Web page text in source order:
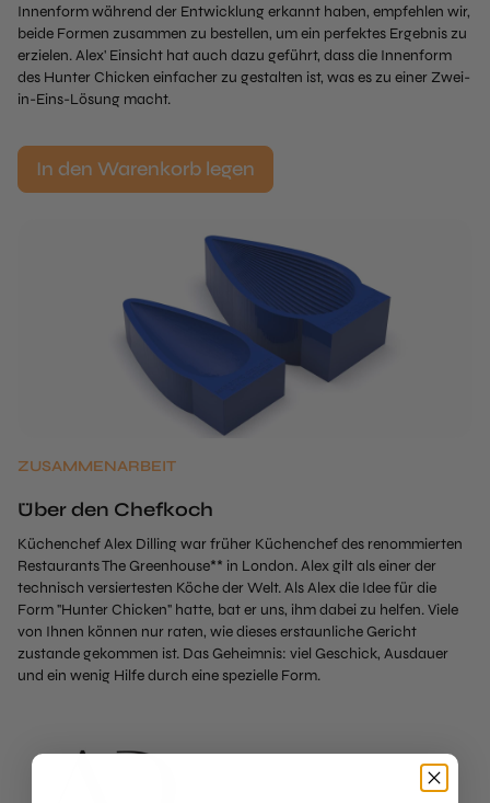
Innenform während der Entwicklung erkannt haben, empfehlen wir,
beide Formen zusammen zu bestellen, um ein perfektes Ergebnis zu
erzielen. Alex' Einsicht hat auch dazu geführt, dass die Innenform
des Hunter Chicken einfacher zu gestalten ist, was es zu einer Zwei-
in-Eins-Lösung macht.
In den Warenkorb legen
ZUSAMMENARBEIT
Über den Chefkoch
Küchenchef Alex Dilling war früher Küchenchef des renommierten
Restaurants The Greenhouse** in London. Alex gilt als einer der
technisch versiertesten Köche der Welt. Als Alex die Idee für die
Form "Hunter Chicken" hatte, bat er uns, ihm dabei zu helfen. Viele
von Ihnen können nur raten, wie dieses erstaunliche Gericht
zustande gekommen ist. Das Geheimnis: viel Geschick, Ausdauer
und ein wenig Hilfe durch eine spezielle Form.